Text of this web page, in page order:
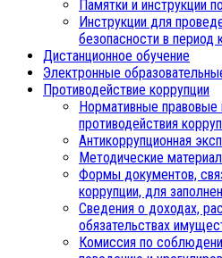
Памятки и инструкции
Инструкции для
безопасности в период
Дистанционное обучение
Электронные
Противодействие коррупции
Нормативные
противодействия
Антикоррупционная
Методические
Формы документов,
коррупции, для
Сведения о доходах,
обязательствах
Комиссия по